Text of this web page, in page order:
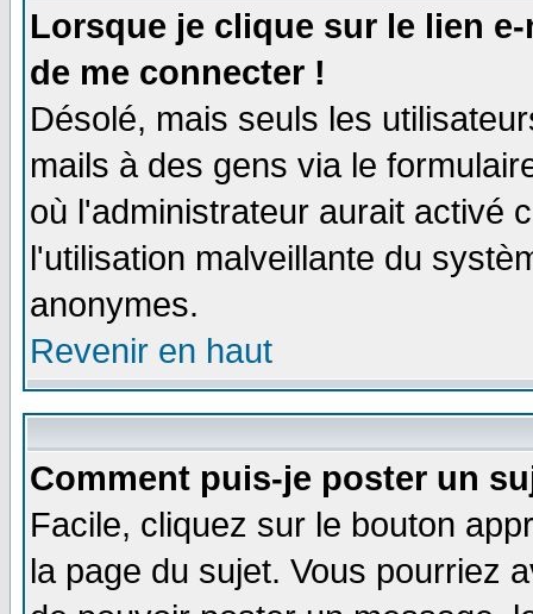
Lorsque je clique sur le lien
de me connecter !
Désolé, mais seuls les
mails à des gens via le
où l'administrateur aurait activé
l'utilisation malveillante du
anonymes.
Revenir en haut
Comment puis-je poster un
Facile, cliquez sur le bouton
la page du sujet. Vous pourriez